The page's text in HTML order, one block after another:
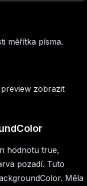
měřítka písma.
zobrazit
hodnotu true,
pozadí. Tuto
Měla